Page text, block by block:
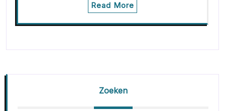
Read More
Zoeken